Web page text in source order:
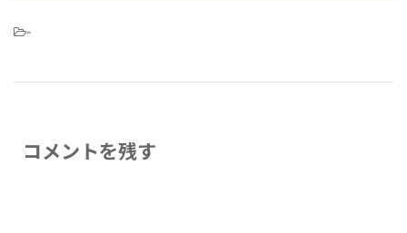
-
コメントを残す